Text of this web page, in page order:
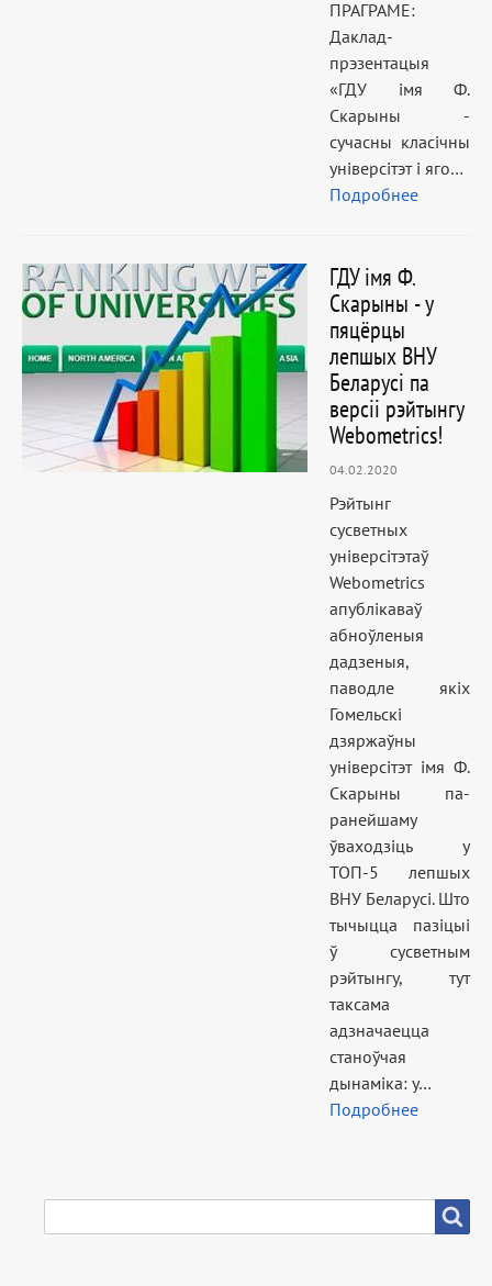
ПРАГРАМЕ:
Даклад-
прэзентацыя
«ГДУ імя Ф.
Скарыны -
сучасны класічны
універсітэт і яго…
Подробнее
ГДУ імя Ф.
Скарыны - у
пяцёрцы
лепшых ВНУ
Беларусі па
версіі рэйтынгу
Webometrics!
04.02.2020
Рэйтынг
сусветных
універсітэтаў
Webometrics
апублікаваў
абноўленыя
дадзеныя,
паводле якіх
Гомельскі
дзяржаўны
універсітэт імя Ф.
Скарыны па-
ранейшаму
ўваходзіць у
ТОП-5 лепшых
ВНУ Беларусі. Што
тычыцца пазіцыі
ў сусветным
рэйтынгу, тут
таксама
адзначаецца
станоўчая
дынаміка: у…
Подробнее